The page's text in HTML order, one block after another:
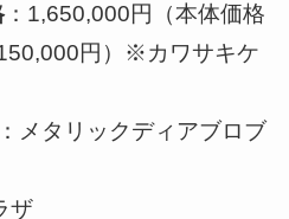
：1,650,000円（本体価格
円）※カワサキケ
メタリックディアブロブ
ザ